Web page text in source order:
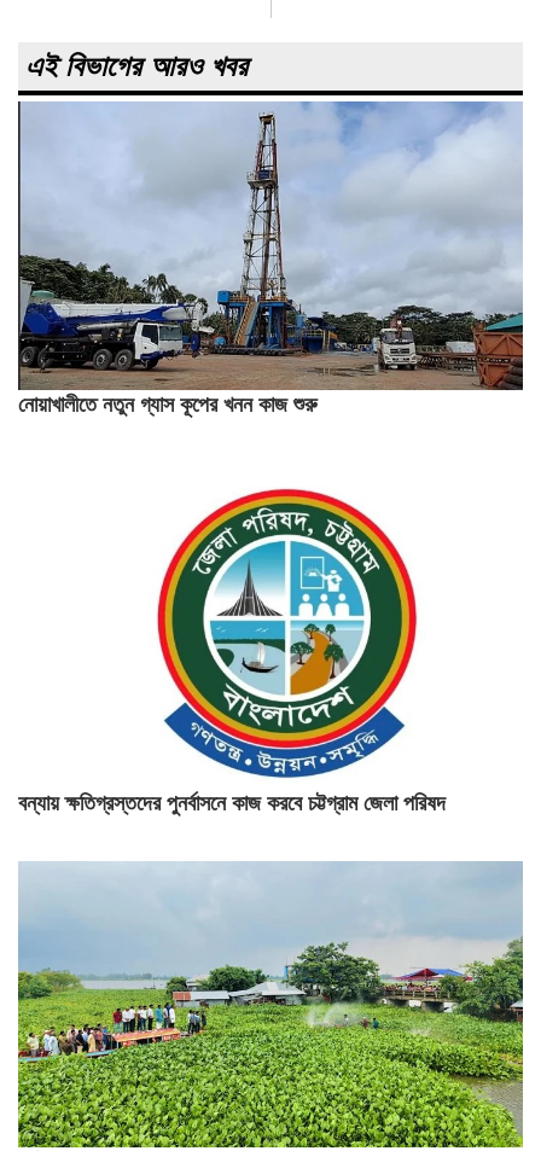
এই বিভাগের আরও খবর
নোয়াখালীতে নতুন গ্যাস কূপের খনন কাজ শুরু
বন্যায় ক্ষতিগ্রস্তদের পুনর্বাসনে কাজ করবে চট্টগ্রাম জেলা পরিষদ